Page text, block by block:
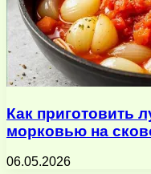
Как приготовить
морковью на
06.05.2026